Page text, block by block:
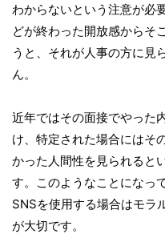
わからないという注意が必
どが終わった開放感からそ
うと、それが人事の方に見
ん。
近年ではその面接でやった
け、特定された場合にはそ
かった人間性を見られると
す。このようなことになっ
SNSを使用する場合はモラ
が大切です。